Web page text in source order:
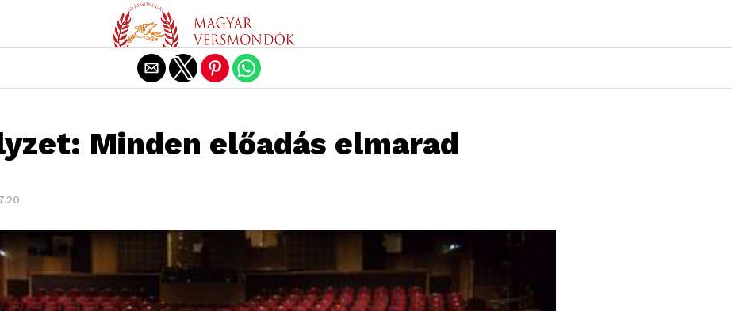
Minden előadás elmarad
Exit mobile version